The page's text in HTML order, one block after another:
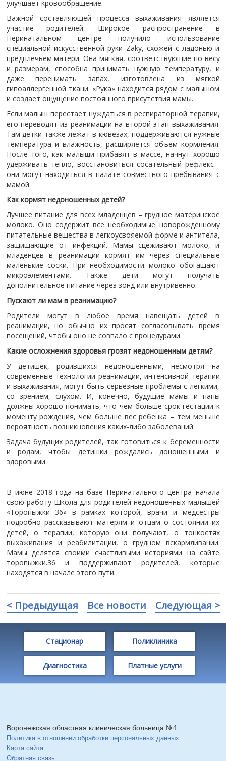
улучшает кровообращение.
Важной составляющей процесса выхаживания является
участие родителей. Широкое распространение в
Перинатальном центре получило использование
специальной искусственной руки Zaky, схожей с ладонью и
предплечьем матери. Она мягкая, соответствующие по весу
и размерам, способна принимать нужную температуру, и
даже перенимать запах, изготовлена из мягкой
гипоаллергенной ткани. «Рука» находится рядом с малышом
и создает ощущение постоянного присутствия мамы.
Если малыш перестает нуждаться в респираторной терапии,
его переводят из реанимации на второй этап выхаживания.
Там детки также лежат в кювезах, поддерживаются нужные
температура и влажность, расширяется объем кормления.
После того, как малыши прибавят в массе, начнут хорошо
удерживать тепло, восстановиться сосательный рефлекс -
они могут находиться в палате совместного пребывания с
мамой.
Как кормят недоношенных детей?
Лучшее питание для всех младенцев – грудное материнское
молоко. Оно содержит все необходимые новорожденному
питательные вещества в легкоусвояемой форме и антитела,
защищающие от инфекций. Мамы сцеживают молоко, и
младенцев в реанимации кормят им через специальные
маленькие соски. При необходимости молоко обогащают
микроэлементами. Также дети могут получать
дополнительное питание через зонд или внутривенно.
Пускают ли мам в реанимацию?
Родители могут в любое время навещать детей в
реанимации, но обычно их просят согласовывать время
посещений, чтобы оно не совпало с процедурами.
Какие осложнения здоровья грозят недоношенным детям?
У детишек, родившихся недоношенными, несмотря на
современные технологии реанимации, интенсивной терапии
и выхаживания, могут быть серьезные проблемы с легкими,
со зрением, слухом. И, конечно, будущие мамы и папы
должны хорошо понимать, что чем больше срок гестации к
моменту рождения, чем больше вес ребенка – тем меньше
вероятность возникновения каких-либо заболеваний.
Задача будущих родителей, так готовиться к беременности
и родам, чтобы детишки рождались доношенными и
здоровыми.
В июне 2018 года на базе Перинатального центра начала
свою работу Школа для родителей недоношенных малышей
«Торопыжки 36» в рамках которой, врачи и медсестры
подробно рассказывают матерям и отцам о состоянии их
детей, о терапии, которую они получают, о тонкостях
выхаживания и реабилитации, о грудном вскармливании.
Мамы делятся своими счастливыми историями на сайте
торопыжки.36 и поддерживают родителей, которые
находятся в начале этого пути.
< Предыдущая Все новости Следующая >
Стационар Поликлиника
Диагностика Платные услуги
Воронежская областная клиническая больница №1
Политика в отношении обработки персональных данных
Карта сайта
Обратная связь